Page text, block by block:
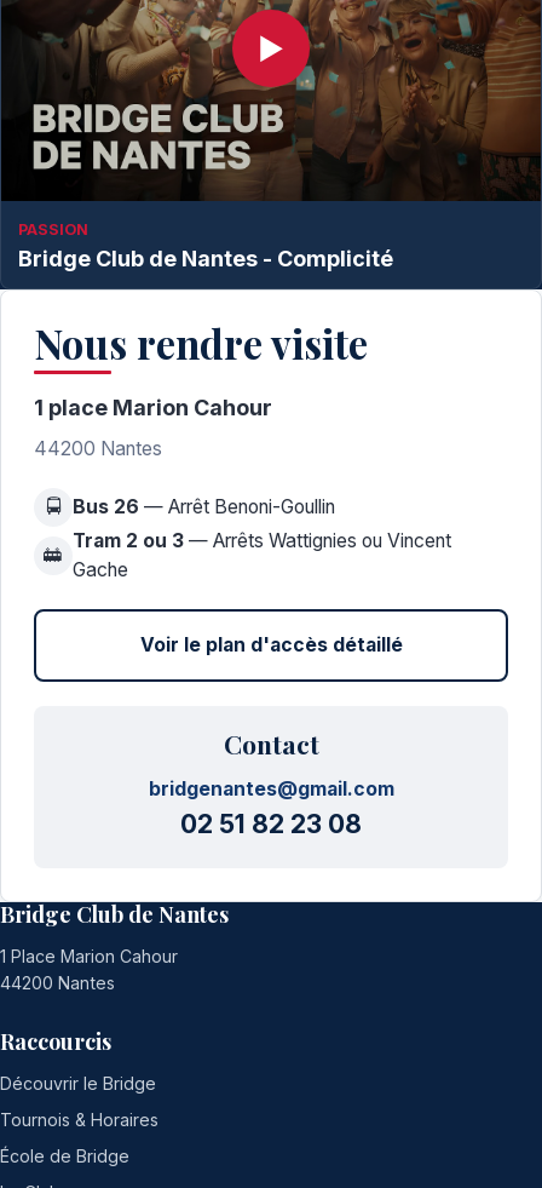
▶
PASSION
Bridge Club de Nantes - Complicité
Nous rendre visite
1 place Marion Cahour
44200 Nantes
🚍 Bus 26 — Arrêt Benoni-Goullin
🚋
Tram 2 ou 3 — Arrêts Wattignies ou Vincent
Gache
Voir le plan d'accès détaillé
Contact
bridgenantes@gmail.com
02 51 82 23 08
Bridge Club de Nantes
1 Place Marion Cahour
44200 Nantes
Raccourcis
Découvrir le Bridge
Tournois & Horaires
École de Bridge